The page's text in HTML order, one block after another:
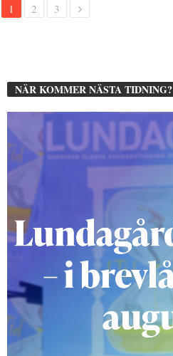
1 2 3
NÄR KOMMER NÄSTA TIDNING?